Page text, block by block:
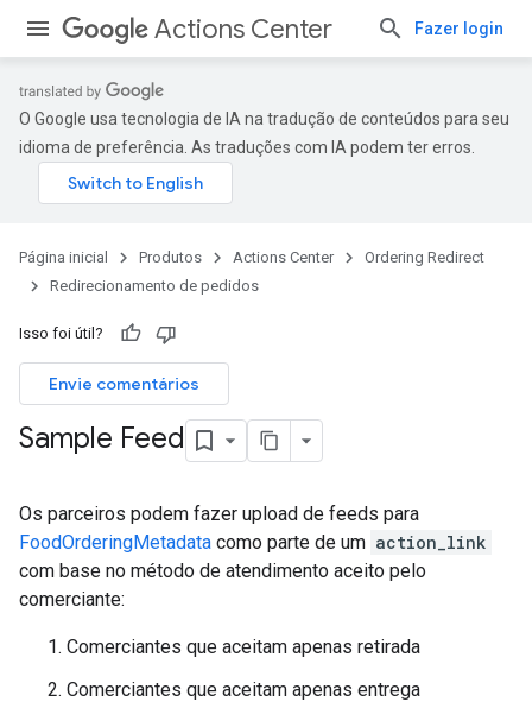
Actions Center Fazer login
O Google usa tecnologia de IA na tradução de conteúdos para seu
idioma de preferência. As traduções com IA podem ter erros.
Página inicial Produtos Actions Center
Ordering Redirect
Redirecionamento de pedidos
Isso foi útil?
Envie comentários
Sample Feed
Os parceiros podem fazer upload de feeds para
FoodOrderingMetadata como parte de um action_link
com base no método de atendimento aceito pelo
comerciante:
Comerciantes que aceitam apenas retirada
Comerciantes que aceitam apenas entrega